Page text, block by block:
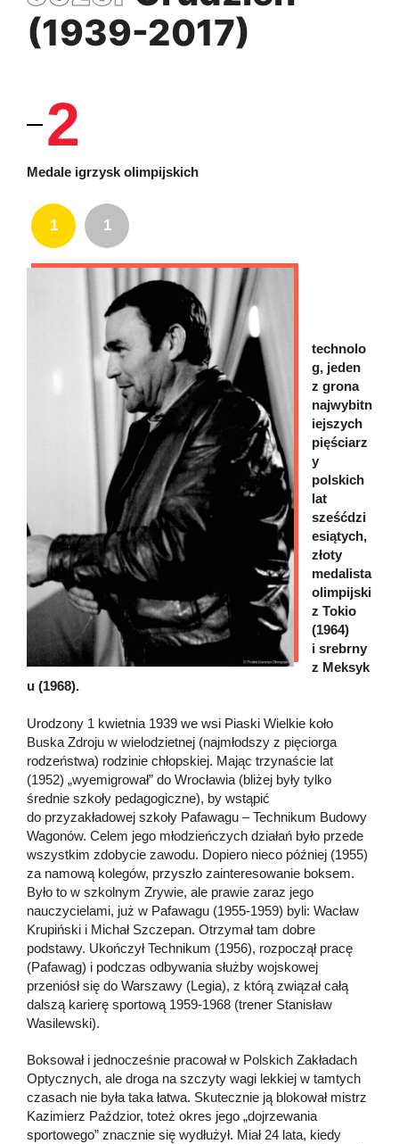
(1939-2017)
2
Medale igrzysk olimpijskich
1 1
technolo
g, jeden
z grona
najwybitn
iejszych
pięściarz
y
polskich
lat
sześćdzi
esiątych,
złoty
medalista
olimpijski
z Tokio
(1964)
i srebrny
z Meksyk
u (1968).
Urodzony 1 kwietnia 1939 we wsi Piaski Wielkie koło
Buska Zdroju w wielodzietnej (najmłodszy z pięciorga
rodzeństwa) rodzinie chłopskiej. Mając trzynaście lat
(1952) „wyemigrował” do Wrocławia (bliżej były tylko
średnie szkoły pedagogiczne), by wstąpić
do przyzakładowej szkoły Pafawagu – Technikum Budowy
Wagonów. Celem jego młodzieńczych działań było przede
wszystkim zdobycie zawodu. Dopiero nieco później (1955)
za namową kolegów, przyszło zainteresowanie boksem.
Było to w szkolnym Zrywie, ale prawie zaraz jego
nauczycielami, już w Pafawagu (1955-1959) byli: Wacław
Krupiński i Michał Szczepan. Otrzymał tam dobre
podstawy. Ukończył Technikum (1956), rozpoczął pracę
(Pafawag) i podczas odbywania służby wojskowej
przeniósł się do Warszawy (Legia), z którą związał całą
dalszą karierę sportową 1959-1968 (trener Stanisław
Wasilewski).
Boksował i jednocześnie pracował w Polskich Zakładach
Optycznych, ale droga na szczyty wagi lekkiej w tamtych
czasach nie była taka łatwa. Skutecznie ją blokował mistrz
Kazimierz Paździor, toteż okres jego „dojrzewania
sportowego” znacznie się wydłużył. Miał 24 lata, kiedy